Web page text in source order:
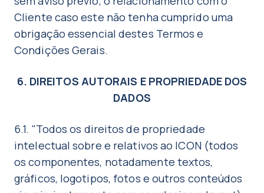
Cliente caso este não tenha cumprido uma
obrigação essencial destes Termos e
Condições Gerais.
6. DIREITOS AUTORAIS E PROPRIEDADE DOS
DADOS
6.1. "Todos os direitos de propriedade
intelectual sobre e relativos ao ICON (todos
os componentes, notadamente textos,
gráficos, logotipos, fotos e outros conteúdos